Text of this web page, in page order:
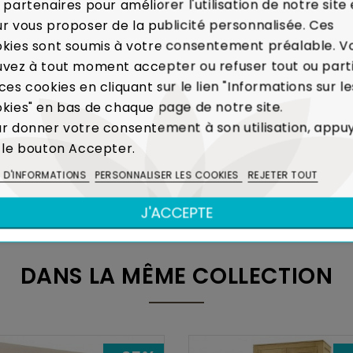
: Voir les modalités de livraison
En cas de défaut majeur sur un produit
votre meuble.Voir Charte de Qualité
la production de caoutchouc, l'Hévéa était un arbre
de meubles contribue ainsi à limiter
DANS LA MÊME COLLECTION
partenaires pour améliorer l'utilisation de notre site
vous proposer de la publicité personnalisée. Ces
sont soumis à votre consentement préalable.
à tout moment accepter ou refuser tout ou
cookies en cliquant sur le lien "Informations sur
en bas de chaque page de notre site.
donner votre consentement à son utilisation,
bouton Accepter.
D'INFORMATIONS PERSONNALISER LES COOKIES REJETER TOUT
J'ACCEPTE